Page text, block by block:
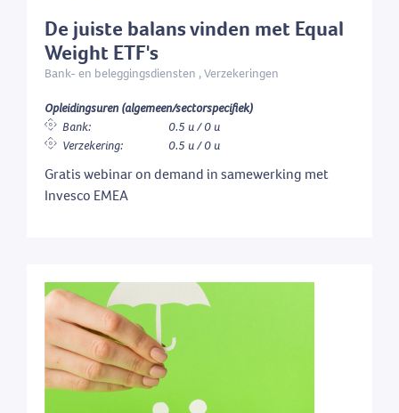
De juiste balans vinden met Equal
Weight ETF's
Bank- en beleggingsdiensten , Verzekeringen
Opleidingsuren (algemeen/sectorspecifiek)
Bank:
0.5 u / 0 u
Verzekering:
0.5 u / 0 u
Gratis webinar on demand in samewerking met
Invesco EMEA